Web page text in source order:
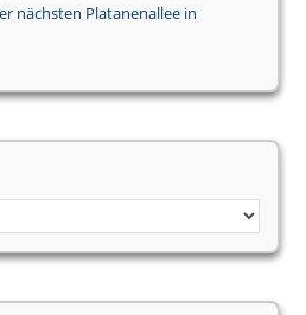
nächsten Platanenallee in